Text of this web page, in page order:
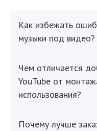
Как избежать
музыки под видео?
Чем отличается
YouTube от
использования?
Почему лучше